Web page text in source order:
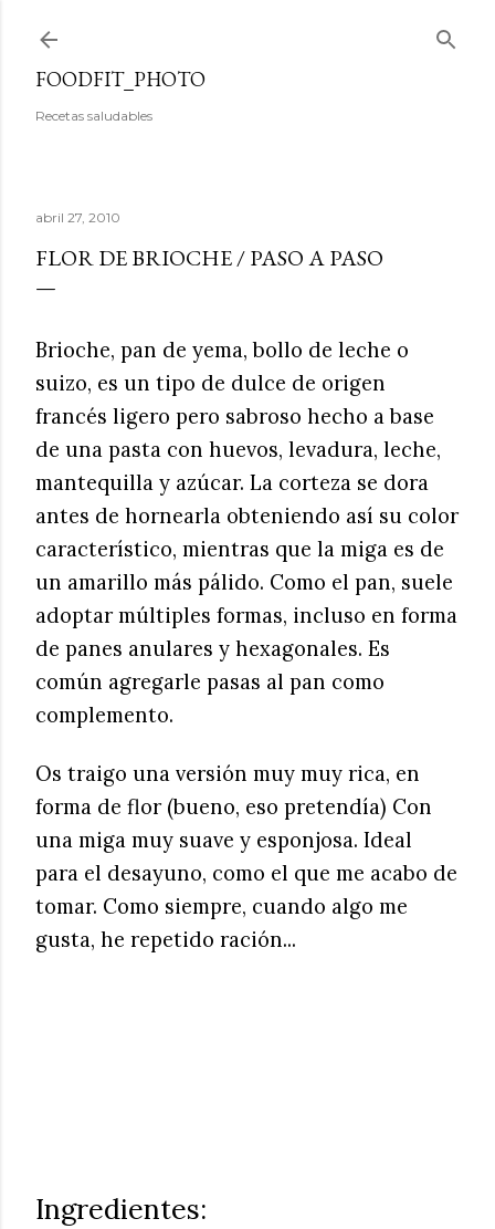
FOODFIT_PHOTO
Recetas saludables
abril 27, 2010
FLOR DE BRIOCHE / PASO A PASO
Brioche, pan de yema, bollo de leche o
suizo, es un tipo de dulce de origen
francés ligero pero sabroso hecho a base
de una pasta con huevos, levadura, leche,
mantequilla y azúcar. La corteza se dora
antes de hornearla obteniendo así su color
característico, mientras que la miga es de
un amarillo más pálido. Como el pan, suele
adoptar múltiples formas, incluso en forma
de panes anulares y hexagonales. Es
común agregarle pasas al pan como
complemento.
Os traigo una versión muy muy rica, en
forma de flor (bueno, eso pretendía) Con
una miga muy suave y esponjosa. Ideal
para el desayuno, como el que me acabo de
tomar. Como siempre, cuando algo me
gusta, he repetido ración...
Ingredientes: